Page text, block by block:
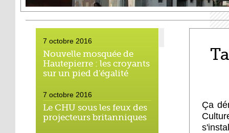
7 octobre 2016
Nouvelle mosquée de
Hautepierre : les croyants
sur un pied d'égalité
7 octobre 2016
Le CHU sous les feux des
projecteurs britanniques
Ça